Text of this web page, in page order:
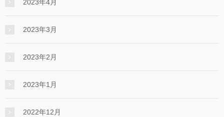
2023年4月
2023年3月
2023年2月
2023年1月
2022年12月